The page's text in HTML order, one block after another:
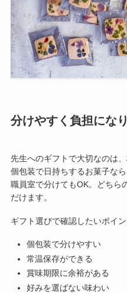
分けやすく負担にな
先生へのギフトで大切なのは、
個包装で日持ちするお菓子な
職員室で分けてもOK。どちら
だけます。
ギフト選びで確認したいポイン
個包装で分けやすい
常温保存ができる
賞味期限に余裕がある
好みを選ばない味わい